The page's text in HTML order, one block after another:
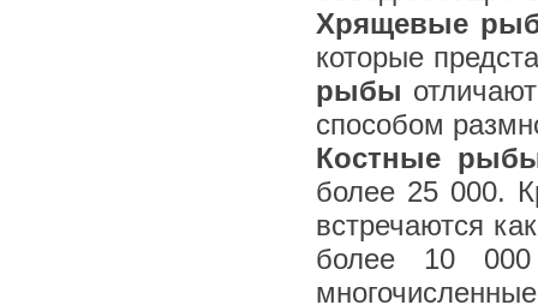
Хрящевые
которые
рыбы
способом
Костные
более 25 000.
встречаются
более 10